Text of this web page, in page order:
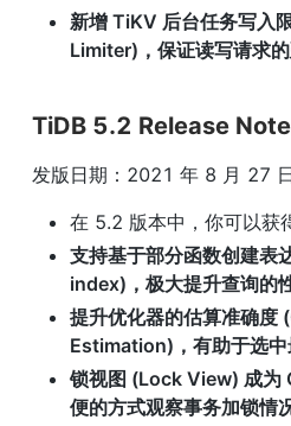
新增 TiKV 后台任务写入
Limiter)，保证读写请求的
TiDB 5.2 Release
发版日期：2021 年 8 月 27
在 5.2 版本中，你可以获
支持基于部分函数创建表
index)，极大提升查询的性
提升优化器的估算准确度
Estimation)，有助于选中
锁视图 (Lock View) 成为
便的方式观察事务加锁情